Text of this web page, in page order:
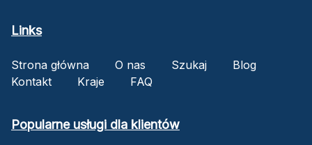
Links
Strona główna O nas Szukaj
Blog
Kontakt
Kraje FAQ
Popularne usługi dla klientów